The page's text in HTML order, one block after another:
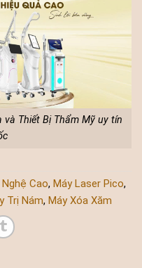
và Thiết Bị Thẩm Mỹ uy tín
Cao, Máy Laser Pico,
Trị Nám, Máy Xóa Xăm